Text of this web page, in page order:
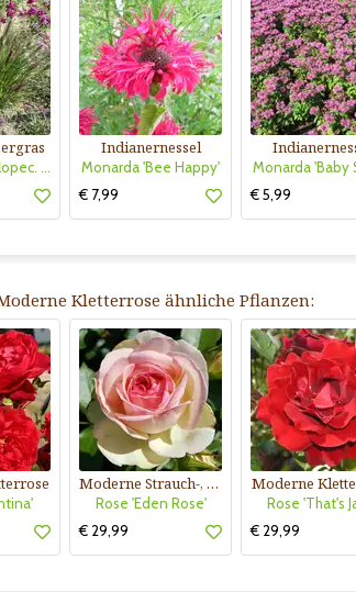
Pennisetum alopec. 'Red Head'
Indianernessel
Monarda 'Bee Happy'
€ 7,99
Monarda 'Baby
€ 5,99
Kletterrose ähnliche Pflanzen:
Moderne Strauch-, Kletterrose
Rose 'Eden Rose'
€ 29,99
Moderne
Rose 'That's
€ 29,99